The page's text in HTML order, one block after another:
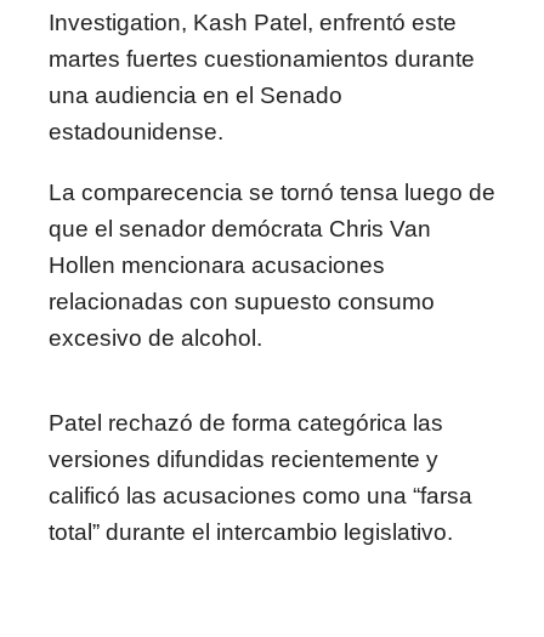
Investigation, Kash Patel , enfrentó este
martes fuertes cuestionamientos durante
una audiencia en el Senado
estadounidense.
La comparecencia se tornó tensa luego de
que el senador demócrata Chris Van
Hollen mencionara acusaciones
relacionadas con supuesto consumo
excesivo de alcohol.
Patel rechazó de forma categórica las
versiones difundidas recientemente y
calificó las acusaciones como una “farsa
total” durante el intercambio legislativo.